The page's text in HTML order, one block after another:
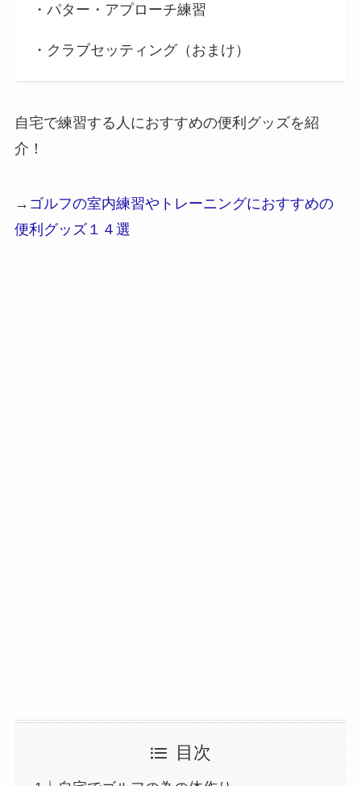
・パター・アプローチ練習
・クラブセッティング（おまけ）
自宅で練習する人におすすめの便利グッズを紹
介！
→ ゴルフの室内練習やトレーニングにおすすめの
便利グッズ１４選
目次